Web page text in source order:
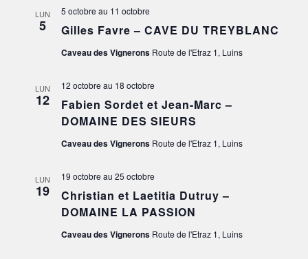
LUN
5 Gilles Favre – CAVE DU TREYBLANC
5 octobre au 11 octobre
Caveau des Vignerons Route de l'Etraz 1, Luins
LUN
12
Fabien Sordet et Jean-Marc –
DOMAINE DES SIEURS
12 octobre au 18 octobre
Caveau des Vignerons Route de l'Etraz 1, Luins
LUN
19
Christian et Laetitia Dutruy –
DOMAINE LA PASSION
19 octobre au 25 octobre
Caveau des Vignerons Route de l'Etraz 1, Luins